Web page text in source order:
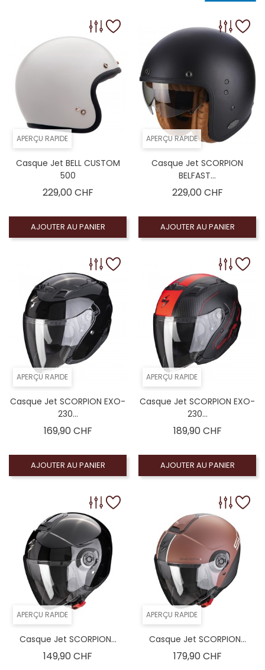
APERÇU RAPIDE
Casque Jet BELL CUSTOM
500
229,00 CHFPrix
AJOUTER AU PANIER
APERÇU RAPIDE
Casque Jet SCORPION
BELFAST...
229,00 CHFPrix
AJOUTER AU PANIER
APERÇU RAPIDE
Casque Jet SCORPION EXO-
230...
169,90 CHFPrix
AJOUTER AU PANIER
APERÇU RAPIDE
Casque Jet SCORPION EXO-
230...
189,90 CHFPrix
AJOUTER AU PANIER
APERÇU RAPIDE
Casque Jet SCORPION...
149,90 CHF
APERÇU RAPIDE
Casque Jet SCORPION...
179,90 CHFPrix